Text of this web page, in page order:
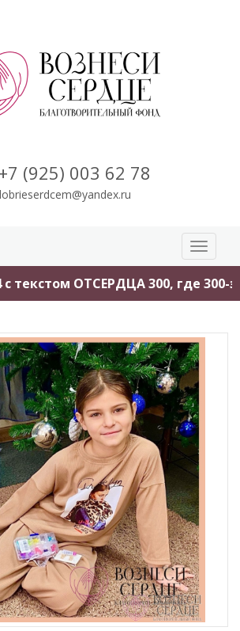
+7 (925) 003 62 78
Toggle
ОТСЕРДЦА 300, где 300-